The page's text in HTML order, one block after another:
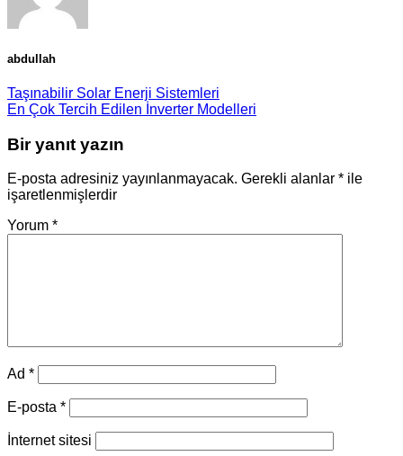
abdullah
Taşınabilir Solar Enerji Sistemleri
En Çok Tercih Edilen İnverter Modelleri
Bir yanıt yazın
E-posta adresiniz yayınlanmayacak. Gerekli alanlar * ile
işaretlenmişlerdir
Yorum *
Ad *
E-posta *
İnternet sitesi